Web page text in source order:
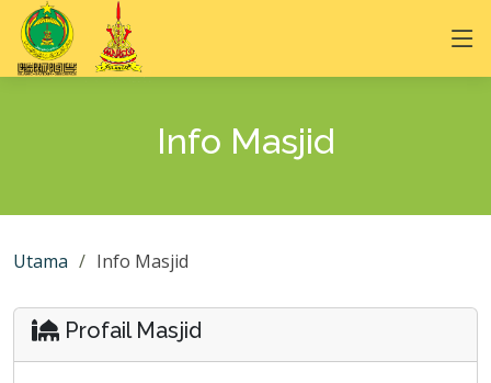
Info Masjid
Utama Info Masjid
Profail Masjid